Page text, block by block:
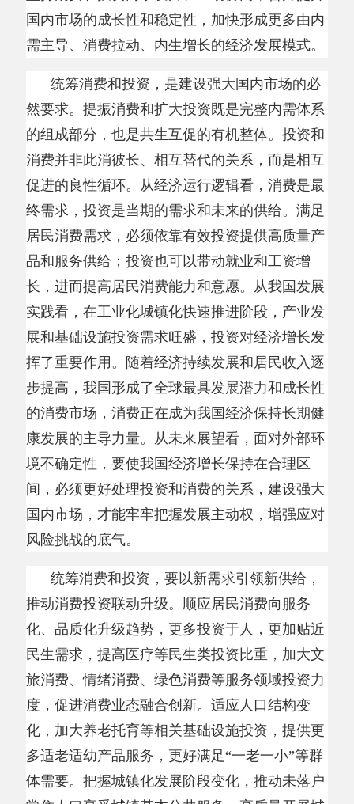
统筹消费和投资，是建设强大国内市场的必
然要求。提振消费和扩大投资既是完整内需体系
消费并非此消彼长、相互替代的关系，而是相互
促进的良性循环。从经济运行逻辑看，消费是最
终需求，投资是当期的需求和未来的供给。满足
居民消费需求，必须依靠有效投资提供高质量产
品和服务供给；投资也可以带动就业和工资增
长，进而提高居民消费能力和意愿。从我国发展
实践看，在工业化城镇化快速推进阶段，产业发
挥了重要作用。随着经济持续发展和居民收入逐
步提高，我国形成了全球最具发展潜力和成长性
的消费市场，消费正在成为我国经济保持长期健
康发展的主导力量。从未来展望看，面对外部环
境不确定性，要使我国经济增长保持在合理区
间，必须更好处理投资和消费的关系，建设强大
国内市场，才能牢牢把握发展主动权，增强应对
风险挑战的底气。
统筹消费和投资，要以新需求引领新供给，
推动消费投资联动升级。顺应居民消费向服务
化、品质化升级趋势，更多投资于人，更加贴近
民生需求，提高医疗等民生类投资比重，加大文
度，促进消费业态融合创新。适应人口结构变
化，加大养老托育等相关基础设施投资，提供更
多适老适幼产品服务，更好满足 “一老一小”等群
常住人口享受城镇基本公共服务，高质量开展城
市更新，建立可持续投融资模式，更好满足群众
刚性和改善性住房需求。强化入境消费快速增长
态势，打造“购在中国”品牌，补齐入境消费软硬
件短板，优化完善重点景点、商圈、交通场站等
场所的外语标识等。